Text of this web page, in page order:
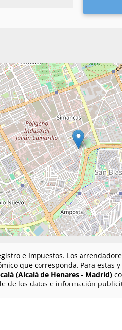
e Impuestos. Los
que corresponda. Para estas
(Alcalá de Henares - Madrid)
de los datos e información